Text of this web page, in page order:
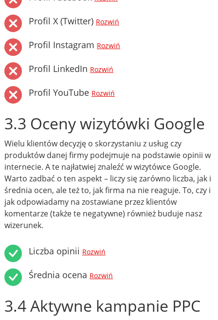
Profil X (Twitter) Rozwiń
Profil Instagram Rozwiń
Profil LinkedIn Rozwiń
Profil YouTube Rozwiń
3.3 Oceny wizytówki Google
Wielu klientów decyzję o skorzystaniu z usług czy
produktów danej firmy podejmuje na podstawie opinii w
internecie. A te najłatwiej znaleźć w wizytówce Google.
Warto zadbać o ten aspekt – liczy się zarówno liczba, jak i
średnia ocen, ale też to, jak firma na nie reaguje. To, czy i
jak odpowiadamy na zostawiane przez klientów
komentarze (także te negatywne) również buduje nasz
wizerunek.
Liczba opinii Rozwiń
Średnia ocena Rozwiń
3.4 Aktywne kampanie PPC